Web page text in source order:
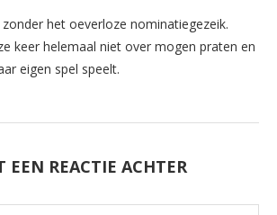
het oeverloze nominatiegezeik.
keer helemaal niet over mogen praten en
eigen spel speelt.
EEN REACTIE ACHTER